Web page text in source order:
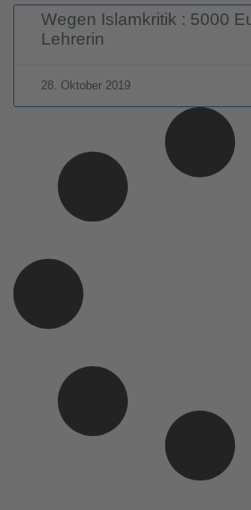
Wegen Islamkritik : 5000
Lehrerin
28. Oktober 2019